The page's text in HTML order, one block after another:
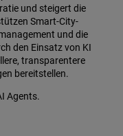
und steigert die
Smart-City-
und die
den Einsatz von KI
transparentere
bereitstellen.
Agents.